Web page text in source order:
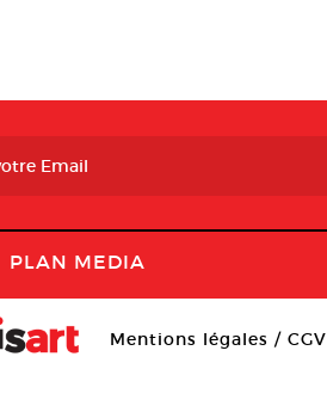
PLAN MEDIA
Mentions légales / CGV